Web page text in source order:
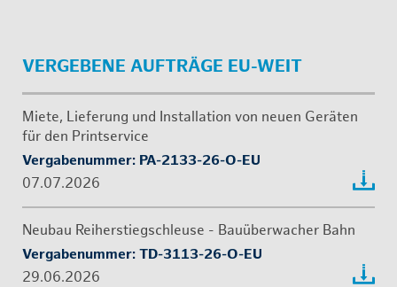
VER­GE­BE­NE AUF­TRÄ­GE EU-WEIT
Miete, Lie­fe­rung und In­stal­la­ti­on von neuen Ge­rä­ten
für den Print­ser­vice
Ver­ga­be­num­mer: PA-2133-26-O-EU
07.07.2026
Neu­bau Rei­her­stiegschleu­se - Bau­über­wa­cher Bahn
Ver­ga­be­num­mer: TD-3113-26-O-EU
29.06.2026